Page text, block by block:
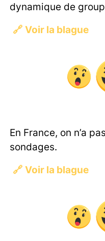
dynamique de
🔗 Voir la blague
En France, on n’a
sondages.
🔗 Voir la blague